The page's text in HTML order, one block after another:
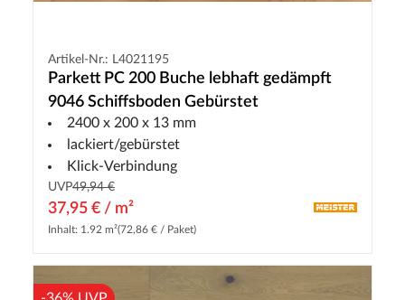
Artikel-Nr.: L4021195
Parkett PC 200 Buche lebhaft gedämpft
9046 Schiffsboden Gebürstet
2400 x 200 x 13 mm
lackiert/gebürstet
Klick-Verbindung
UVP49,94 €
37,95 € / m²
Inhalt: 1.92 m²(72,86 € / Paket)